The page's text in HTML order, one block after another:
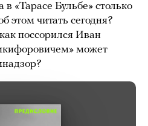
«Тарасе Бульбе» столько
этом читать сегодня?
поссорился Иван
может